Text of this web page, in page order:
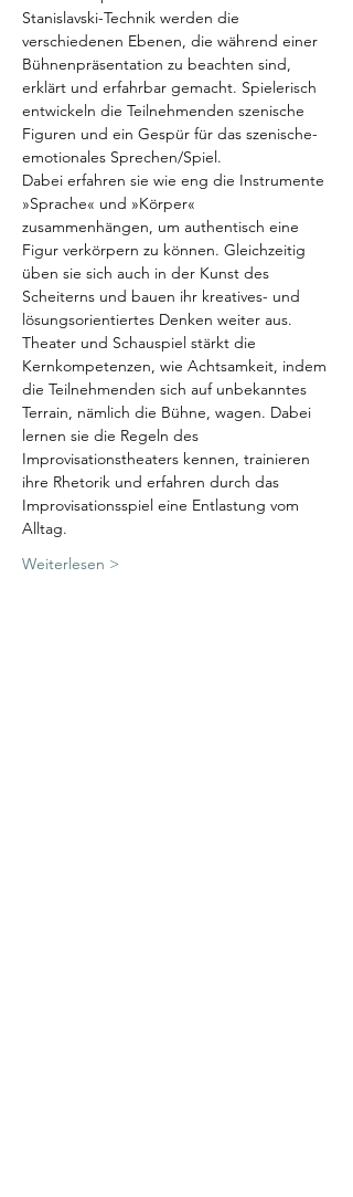
Stanislavski-Technik werden die
verschiedenen Ebenen, die während einer
Bühnenpräsentation zu beachten sind,
erklärt und erfahrbar gemacht. Spielerisch
entwickeln die Teilnehmenden szenische
Figuren und ein Gespür für das szenische-
emotionales Sprechen/Spiel.
Dabei erfahren sie wie eng die Instrumente
»Sprache« und »Körper«
zusammenhängen, um authentisch eine
Figur verkörpern zu können. Gleichzeitig
üben sie sich auch in der Kunst des
Scheiterns und bauen ihr kreatives- und
lösungsorientiertes Denken weiter aus.
Theater und Schauspiel stärkt die
Kernkompetenzen, wie Achtsamkeit, indem
die Teilnehmenden sich auf unbekanntes
Terrain, nämlich die Bühne, wagen. Dabei
lernen sie die Regeln des
Improvisationstheaters kennen, trainieren
ihre Rhetorik und erfahren durch das
Improvisationsspiel eine Entlastung vom
Alltag.
Weiterlesen >